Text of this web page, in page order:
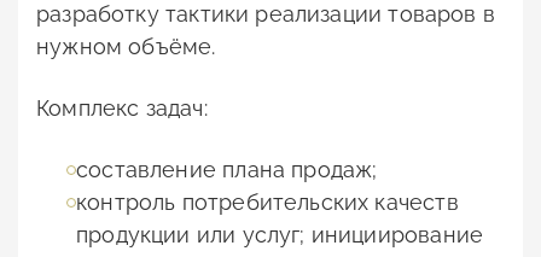
разработку тактики реализации товаров в
нужном объёме.
Комплекс задач:
составление плана продаж;
контроль потребительских качеств
продукции или услуг; инициирование